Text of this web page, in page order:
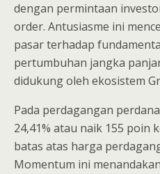
dengan permintaan
order. Antusiasme ini
pasar terhadap
pertumbuhan jangka
didukung oleh ekosistem
Pada perdagangan
24,41% atau naik 155 poin
batas atas harga
Momentum ini